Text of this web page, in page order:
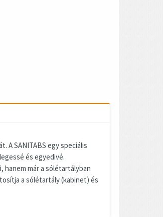
A SANITABS egy speciális
és egyedivé.
hanem már a sólétartályban
a sólétartály (kabinet) és